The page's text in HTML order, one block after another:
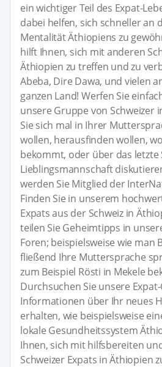
ein wichtiger Teil des Expat-
dabei helfen, sich schneller an
Mentalität Äthiopiens zu
hilft Ihnen, sich mit anderen
Äthiopien zu treffen und zu
Abeba, Dire Dawa, und vielen
ganzen Land! Werfen Sie
unsere Gruppe von Schweizer
Sie sich mal in Ihrer
wollen, herausfinden wollen,
bekommt, oder über das letzte
Lieblingsmannschaft
werden Sie Mitglied der
Finden Sie in unserem
Expats aus der Schweiz in
teilen Sie Geheimtipps in
Foren; beispielsweise wie man
fließend Ihre Muttersprache
zum Beispiel Rösti in Mekele
Durchsuchen Sie unsere
Informationen über Ihr neues
erhalten, wie beispielsweise
lokale Gesundheitssystem
Ihnen, sich mit hilfsbereiten
Schweizer Expats in Äthiopien